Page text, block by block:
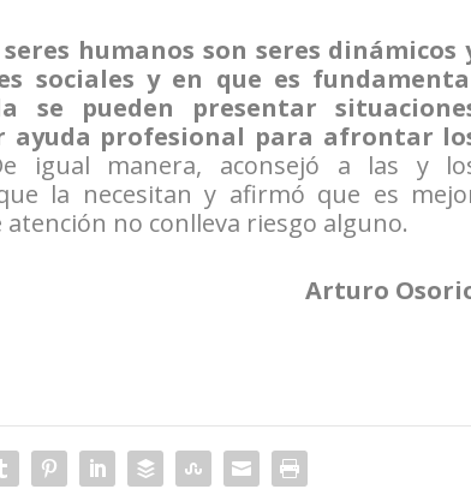
humanos son seres dinámicos
sociales y en que es
se pueden presentar
ayuda profesional para afrontar
igual manera, aconsejó a las y
la necesitan y afirmó que es
no conlleva riesgo alguno.
Arturo